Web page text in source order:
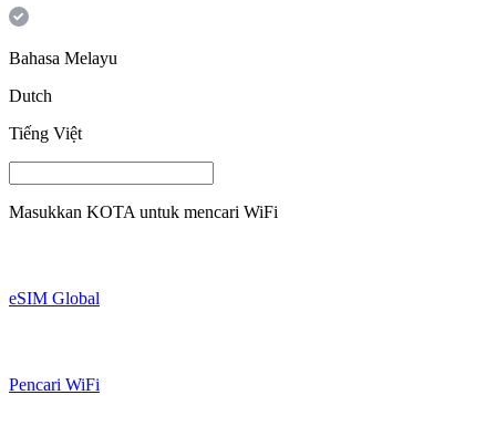
Bahasa Melayu
Dutch
Tiếng Việt
Masukkan KOTA untuk mencari WiFi
eSIM Global
Pencari WiFi